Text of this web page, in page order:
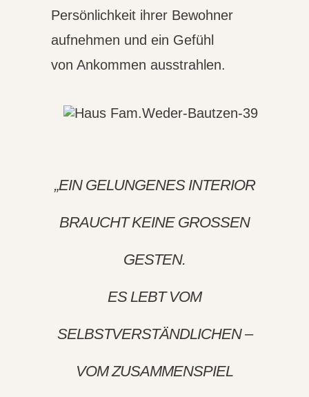
Persönlichkeit ihrer Bewohner
aufnehmen und ein Gefühl
von Ankommen ausstrahlen.
„EIN GELUNGENES INTERIOR
BRAUCHT KEINE GROSSEN G
ESTEN.
ES LEBT VOM
SELBSTVERSTÄNDLICHEN –
VOM ZUSAMMENSPIEL